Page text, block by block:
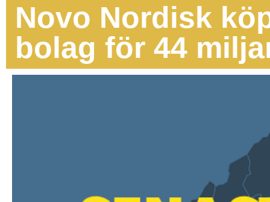
Novo Nordisk
bolag för 44